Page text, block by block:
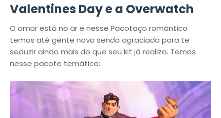
Valentines Day e a Overwatch
O amor está no ar e nesse Pacotaço romântico
temos até gente nova sendo agraciada para te
seduzir ainda mais do que seu kit já realiza. Temos
nesse pacote temático: